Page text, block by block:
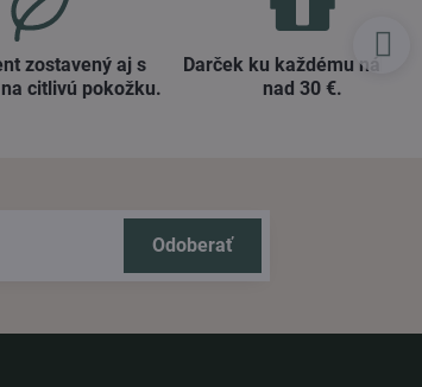
zostavený aj s
citlivú pokožku​.
Darček ku každému nákupu
nad 30 €​.
Odoberať